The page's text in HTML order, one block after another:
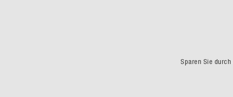
Sparen Sie durch